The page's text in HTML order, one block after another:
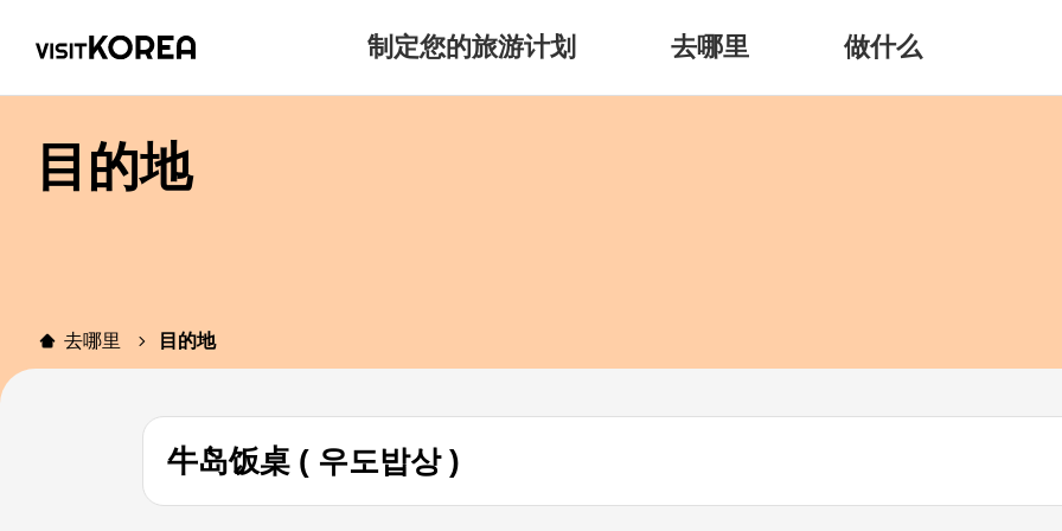
制定您的旅游计划 去哪里 做什么
目的地
去哪里 目的地
牛岛饭桌 ( 우도밥상 )